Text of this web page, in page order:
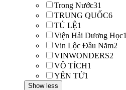
Trong Nước31
TRUNG QUỐC6
TÚ LỆ1
Viện Hải Dương Học1
Vin Lộc Đầu Năm2
VINWONDERS2
VÔ TÍCH1
YÊN TỬ1
Show less